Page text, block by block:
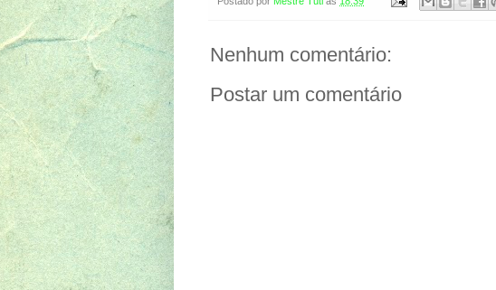
Nenhum comentário:
Postar um comentário